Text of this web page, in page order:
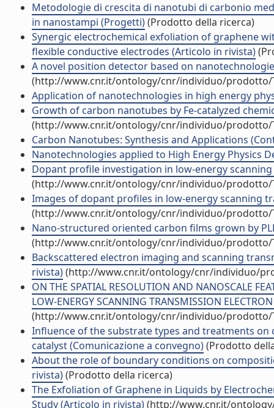
Metodologie di crescita di nanotubi di carbonio
in nanostampi (Progetti)(Prodotto della ricerca)
Synergic electrochemical exfoliation of graphene
flexible conductive electrodes (Articolo in rivista)
A novel position detector based on
(http://www.cnr.it/ontology/cnr/individuo/prodotto/
Application of nanotechnologies in high energy
Growth of carbon nanotubes by Fe-catalyzed
(http://www.cnr.it/ontology/cnr/individuo/prodotto/
Carbon Nanotubes: Synthesis and Applications
Nanotechnologies applied to High Energy Physics
Dopant profile investigation in low-energy
(http://www.cnr.it/ontology/cnr/individuo/prodotto/
Images of dopant profiles in low-energy scanning
(http://www.cnr.it/ontology/cnr/individuo/prodotto/
Nano-structured oriented carbon films grown by
(http://www.cnr.it/ontology/cnr/individuo/prodotto/
Backscattered electron imaging and scanning
rivista)(http://www.cnr.it/ontology/cnr/individuo/
ON THE SPATIAL RESOLUTION AND NANOSCALE
LOW-ENERGY SCANNING TRANSMISSION
(http://www.cnr.it/ontology/cnr/individuo/prodotto/
Influence of the substrate types and treatments
catalyst (Comunicazione a convegno)(Prodotto
About the role of boundary conditions on
rivista)(Prodotto della ricerca)
The Exfoliation of Graphene in Liquids by
Study (Articolo in rivista)(http://www.cnr.it/